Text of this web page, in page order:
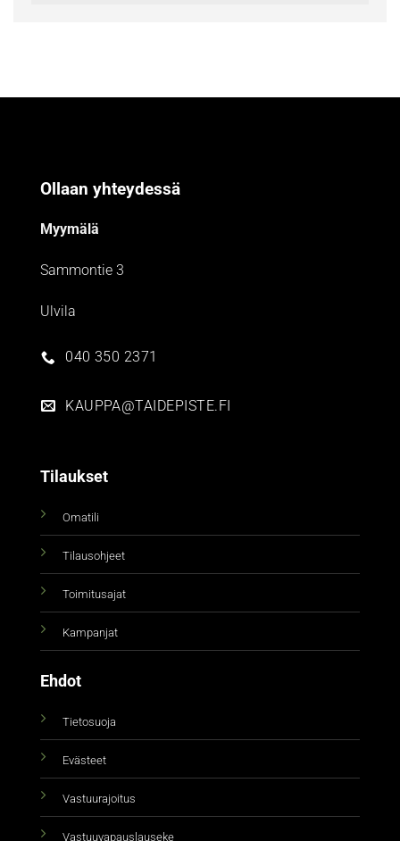
Ollaan yhteydessä
Myymälä
Sammontie 3
Ulvila
040 350 2371
KAUPPA@TAIDEPISTE.FI
Tilaukset
Omatili
Tilausohjeet
Toimitusajat
Kampanjat
Ehdot
Tietosuoja
Evästeet
Vastuurajoitus
Vastuuvapauslauseke